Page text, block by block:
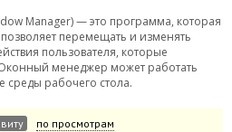
Manager) — это программа, которая
перемещать и изменять
пользователя, которые
менеджер может работать
среды рабочего стола.
по просмотрам